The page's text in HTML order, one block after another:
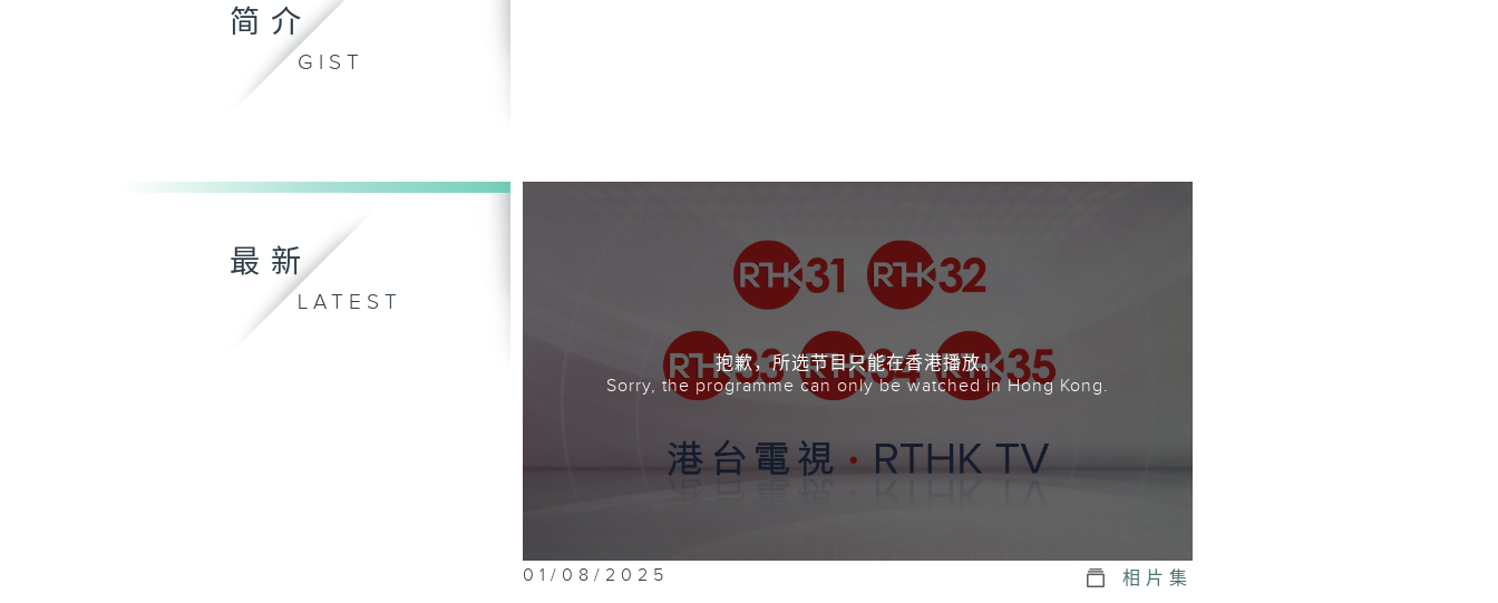
简介
GIST
最新
LATEST
抱歉，所选节目只能在香港播放。
Sorry, the programme can only be watched in Hong Kong.
01/08/2025 相片集